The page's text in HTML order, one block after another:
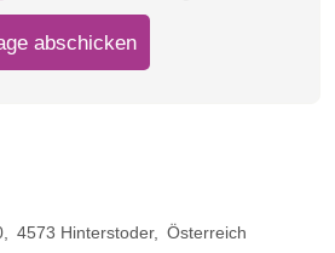
abschicken
4573 Hinterstoder
Österreich